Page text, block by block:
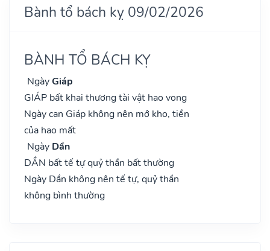
Bành tổ bách kỵ 09/02/2026
BÀNH TỔ BÁCH KỴ
NgàyGiáp
GIÁP bất khai thương tài vật hao vong
Ngày can Giáp không nên mở kho, tiền
của hao mất
Ngày Dần
DẦN bất tế tự quỷ thần bất thường
Ngày Dần không nên tế tự, quỷ thần
không bình thường